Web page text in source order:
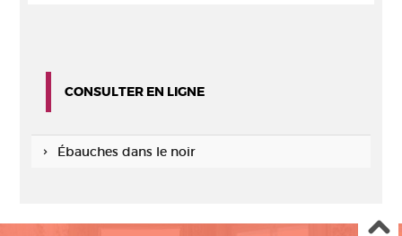
CONSULTER EN LIGNE
Ébauches dans le noir